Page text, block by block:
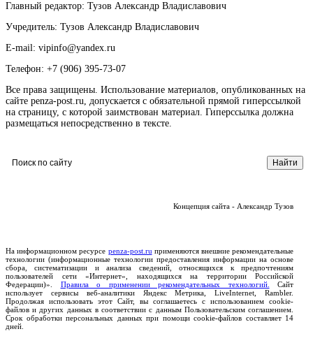
Главный редактор: Тузов Александр Владиславович
Учредитель: Тузов Александр Владиславович
E-mail: vipinfo@yandex.ru
Телефон: +7 (906) 395-73-07
Все права защищены. Использование материалов, опубликованных на
сайте penza-post.ru, допускается с обязательной прямой гиперссылкой
на страницу, с которой заимствован материал. Гиперссылка должна
размещаться непосредственно в тексте.
Концепция сайта - Александр Тузов
На информационном ресурсе penza-post.ru применяются внешние рекомендательные
технологии (информационные технологии предоставления информации на основе
сбора, систематизации и анализа сведений, относящихся к предпочтениям
пользователей сети «Интернет», находящихся на территории Российской
Федерации)». Правила о применении рекомендательных технологий.
Сайт
использует сервисы веб-аналитики Яндекс Метрика, LiveInternet, Rambler.
Продолжая использовать этот Сайт, вы соглашаетесь с использованием cookie-
файлов и других данных в соответствии с данным Пользовательским соглашением.
Срок обработки персональных данных при помощи cookie-файлов составляет 14
дней.